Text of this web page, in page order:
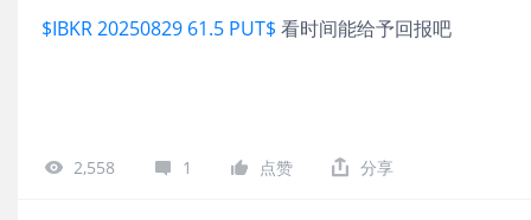
$IBKR 20250829 61.5 PUT$ 看时间能给予回报吧
2,558 1 点赞 分享